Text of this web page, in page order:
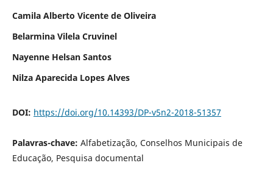
Camila Alberto Vicente de Oliveira
Belarmina Vilela Cruvinel
Nayenne Helsan Santos
Nilza Aparecida Lopes Alves
DOI: https://doi.org/10.14393/DP-v5n2-2018-51357
Palavras-chave: Alfabetização, Conselhos Municipais de
Educação, Pesquisa documental